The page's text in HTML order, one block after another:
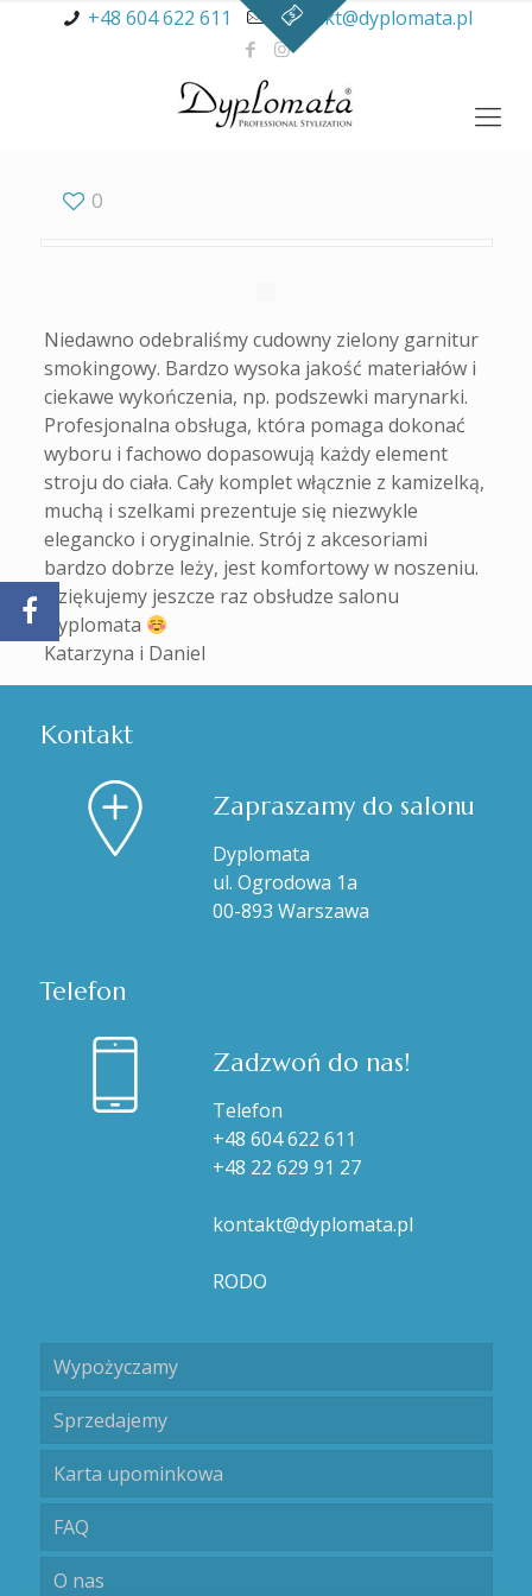
+48 604 622 611 kontakt@dyplomata.pl
0
Niedawno odebraliśmy cudowny zielony garnitur
smokingowy. Bardzo wysoka jakość materiałów i
ciekawe wykończenia, np. podszewki marynarki.
Profesjonalna obsługa, która pomaga dokonać
wyboru i fachowo dopasowują każdy element
stroju do ciała. Cały komplet włącznie z kamizelką,
muchą i szelkami prezentuje się niezwykle
elegancko i oryginalnie. Strój z akcesoriami
bardzo dobrze leży, jest komfortowy w noszeniu.
Dziękujemy jeszcze raz obsłudze salonu
Dyplomata
Katarzyna i Daniel
Kontakt
Zapraszamy do salonu
Dyplomata
ul. Ogrodowa 1a
00-893 Warszawa
Telefon
Zadzwoń do nas!
Telefon
+48 604 622 611
+48 22 629 91 27
kontakt@dyplomata.pl
RODO
Wypożyczamy
Sprzedajemy
Karta upominkowa
FAQ
O nas